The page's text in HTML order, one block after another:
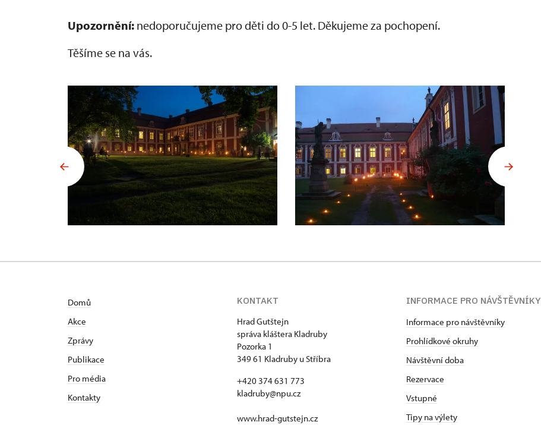
Upozornění: nedoporučujeme pro děti do 0-5 let. Děkujeme za pochopení.
Těšíme se na vás.
Domů
Akce
Zprávy
Publikace
Pro média
Kontakty
KONTAKT
Hrad Gutštejn
správa kláštera Kladruby
Pozorka 1
349 61 Kladruby u Stříbra
+420 374 631 773
kladruby@npu.cz
www.hrad-gutstejn.cz
INFORMACE PRO NÁVŠTĚVNÍKY
Informace pro návštěvníky
Prohlídkové okruhy
Návštěvní doba
Rezervace
Vstupné
Tipy na výlety